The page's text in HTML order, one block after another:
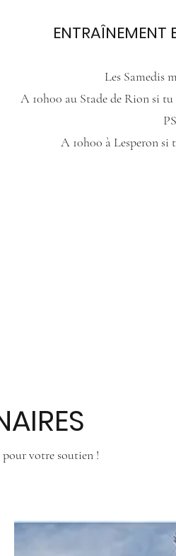
ENTRAÎNEMENT
Les Samedis
A 10h00 au Stade de Rion si
A 10h00 à Lesperon si
pour votre soutien !